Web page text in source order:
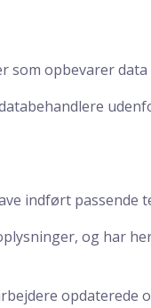
som opbevarer data
indført
og har
opdaterede